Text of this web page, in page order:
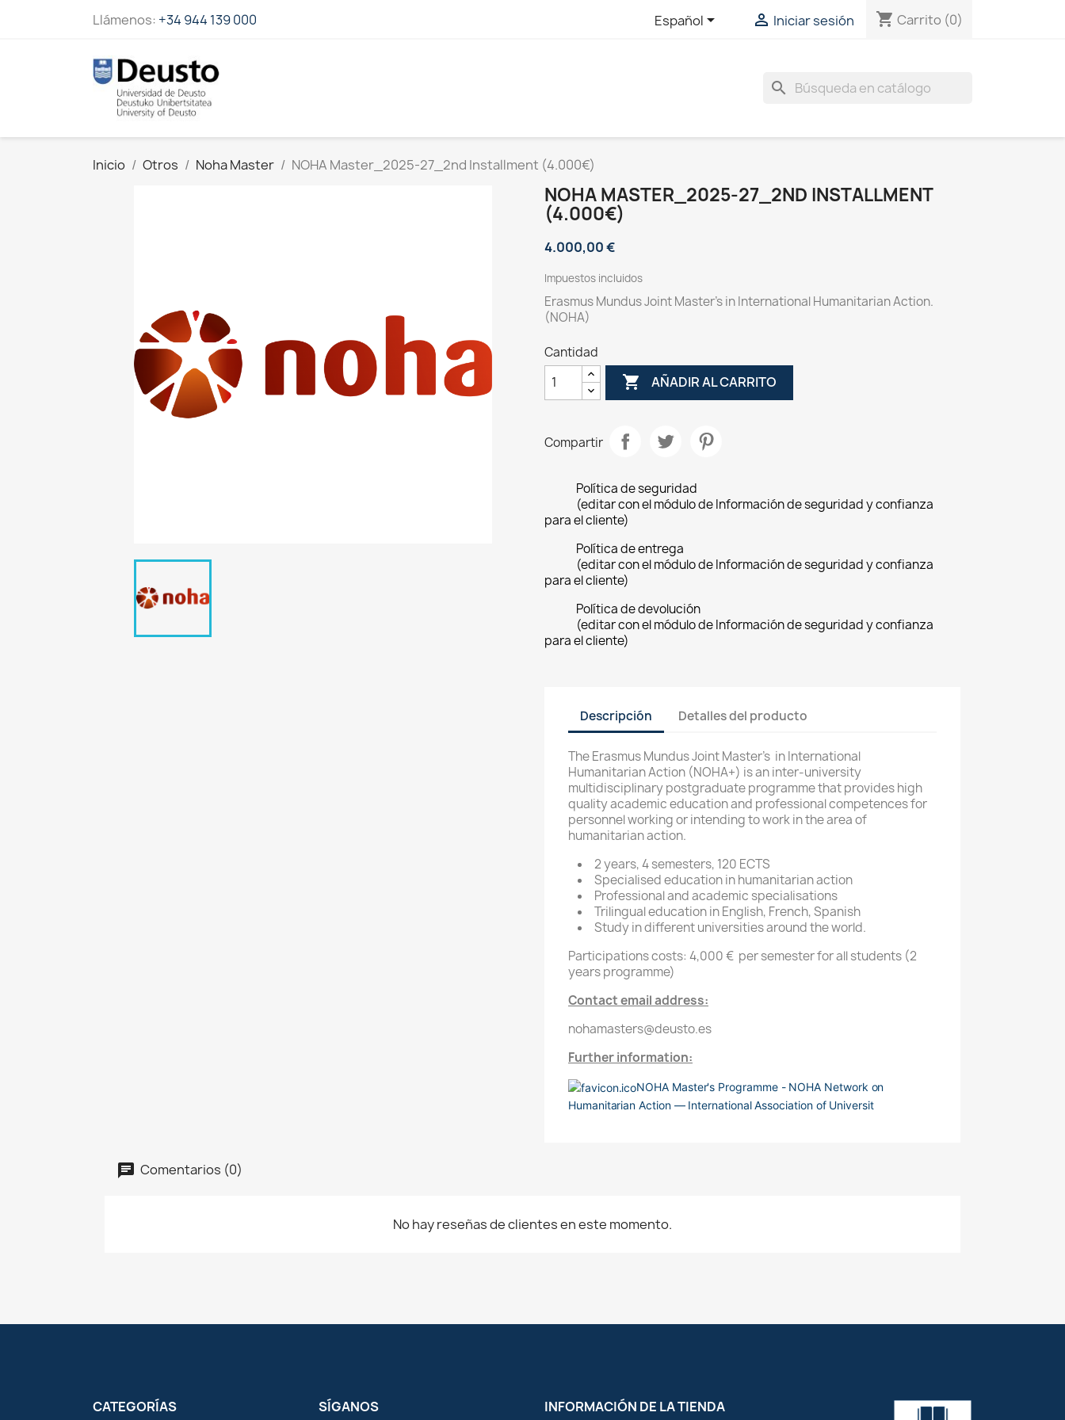
Llámenos: +34 944 139 000 Español  Iniciar sesión shopping_cart Carrito (0)
search
Inicio Otros Noha Master NOHA Master_2025-27_2nd Installment (4.000€)
NOHA MASTER_2025-27_2ND INSTALLMENT
(4.000€)
4.000,00 €
Impuestos incluidos
Erasmus Mundus Joint Master's in International Humanitarian Action.
(NOHA)
Cantidad
 AÑADIR AL CARRITO
Compartir
Política de seguridad
(editar con el módulo de Información de seguridad y confianza
para el cliente)
Política de entrega
(editar con el módulo de Información de seguridad y confianza
para el cliente)
Política de devolución
(editar con el módulo de Información de seguridad y confianza
para el cliente)
Descripción Detalles del producto
The Erasmus Mundus Joint Master’s in International
Humanitarian Action (NOHA+) is an inter-university
multidisciplinary postgraduate programme that provides high
quality academic education and professional competences for
personnel working or intending to work in the area of
humanitarian action.
2 years, 4 semesters, 120 ECTS
Specialised education in humanitarian action
Professional and academic specialisations
Trilingual education in English, French, Spanish
Study in different universities around the world.
Participations costs: 4,000 € per semester for all students (2
years programme)
Contact email address:
nohamasters@deusto.es
Further information:
NOHA Master's Programme - NOHA Network on
Humanitarian Action — International Association of Universit
Comentarios (0)
No hay reseñas de clientes en este momento.
CATEGORÍAS SÍGANOS INFORMACIÓN DE LA TIENDA